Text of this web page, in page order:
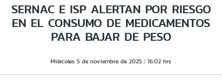
SERNAC E ISP ALERTAN POR RIESGO
EN EL CONSUMO DE MEDICAMENTOS
PARA BAJAR DE PESO
Miércoles 5 de noviembre de 2025 16:02 hrs